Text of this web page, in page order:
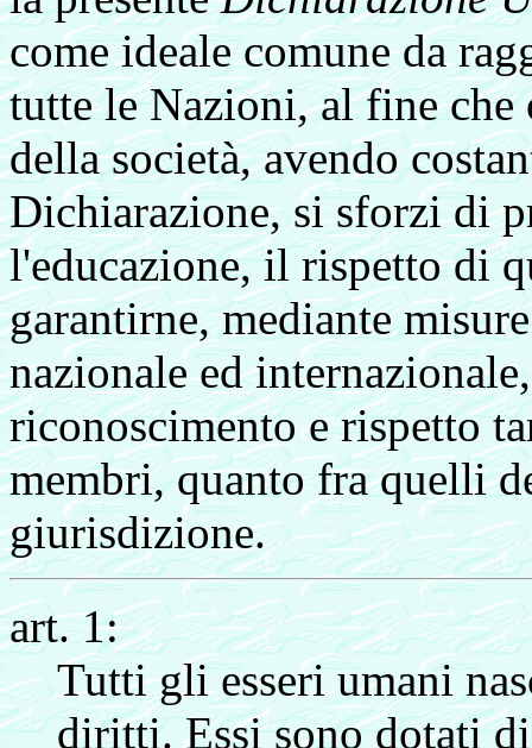
come ideale comune da
tutte le Nazioni, al fine
della società, avendo
Dichiarazione, si sforzi di
l'educazione, il rispetto di
garantirne, mediante
nazionale ed
riconoscimento e rispetto
membri, quanto fra quelli
giurisdizione.
art. 1:
Tutti gli esseri umani
diritti. Essi sono dotati